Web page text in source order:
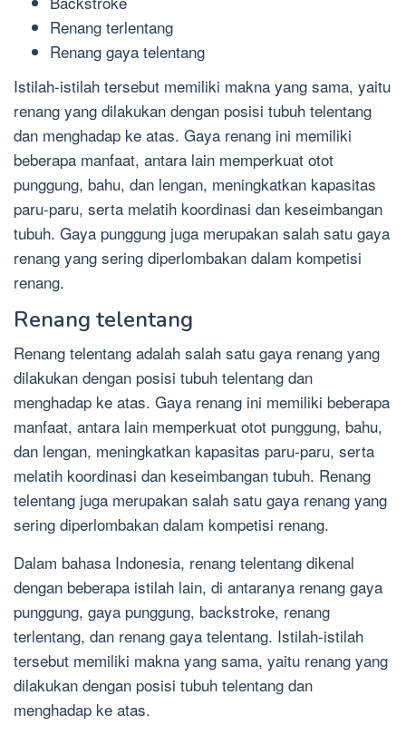
Renang terlentang
Renang gaya telentang
Istilah-istilah tersebut memiliki makna yang sama, yaitu
renang yang dilakukan dengan posisi tubuh telentang
dan menghadap ke atas. Gaya renang ini memiliki
beberapa manfaat, antara lain memperkuat otot
punggung, bahu, dan lengan, meningkatkan kapasitas
paru-paru, serta melatih koordinasi dan keseimbangan
tubuh. Gaya punggung juga merupakan salah satu gaya
renang yang sering diperlombakan dalam kompetisi
renang.
Renang telentang
Renang telentang adalah salah satu gaya renang yang
dilakukan dengan posisi tubuh telentang dan
menghadap ke atas. Gaya renang ini memiliki beberapa
manfaat, antara lain memperkuat otot punggung, bahu,
dan lengan, meningkatkan kapasitas paru-paru, serta
melatih koordinasi dan keseimbangan tubuh. Renang
telentang juga merupakan salah satu gaya renang yang
sering diperlombakan dalam kompetisi renang.
Dalam bahasa Indonesia, renang telentang dikenal
dengan beberapa istilah lain, di antaranya renang gaya
punggung, gaya punggung, backstroke, renang
terlentang, dan renang gaya telentang. Istilah-istilah
tersebut memiliki makna yang sama, yaitu renang yang
dilakukan dengan posisi tubuh telentang dan
menghadap ke atas.